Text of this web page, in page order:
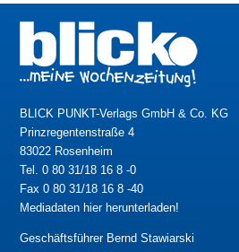
BLICK PUNKT-Verlags GmbH & Co. KG
Prinzregentenstraße 4
83022 Rosenheim
Tel. 0 80 31/18 16 8 -0
Fax 0 80 31/18 16 8 -40
Mediadaten hier herunterladen!
Geschäftsführer Bernd Stawiarski